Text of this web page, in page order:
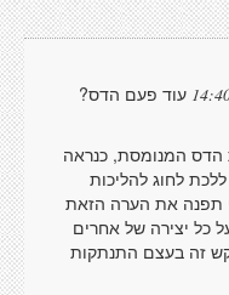
עוד פעם הדס?
המנומסת, כנראה
לחוג להליכות
תפנה את הערה הזאת
כל יצירה של אחרים
זה בעצם התנתקות